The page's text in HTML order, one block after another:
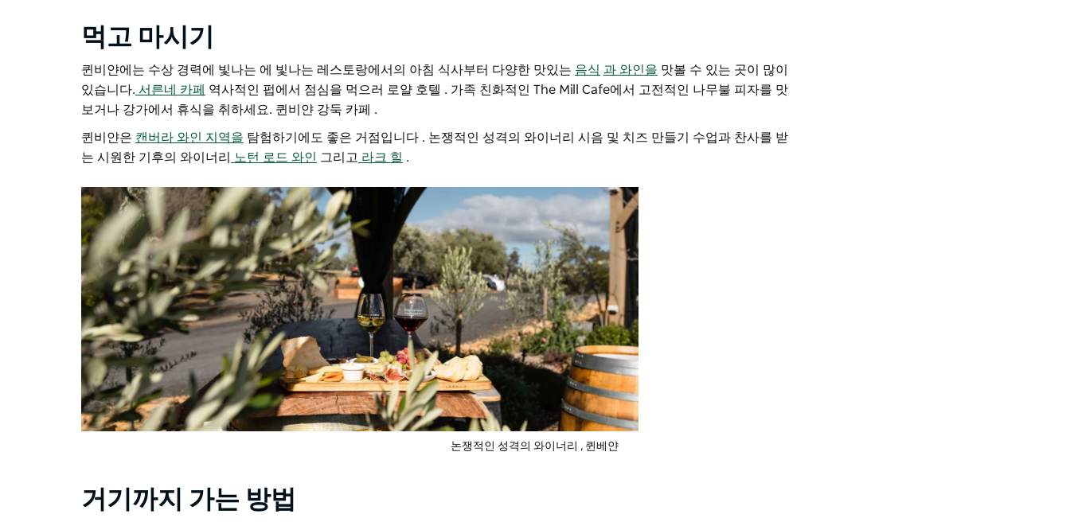
먹고 마시기
퀸비얀에는 수상 경력에 빛나는 에 빛나는 레스토랑에서의 아침 식사부터 다양한 맛있는 음식 과 와인을 맛볼 수 있는 곳이 많이
있습니다. 서른네 카페 역사적인 펍에서 점심을 먹으러 로얄 호텔 . 가족 친화적인 The Mill Cafe에서 고전적인 나무불 피자를 맛
보거나 강가에서 휴식을 취하세요. 퀸비얀 강둑 카페 .
퀸비얀은 캔버라 와인 지역을 탐험하기에도 좋은 거점입니다 . 논쟁적인 성격의 와이너리 시음 및 치즈 만들기 수업과 찬사를 받
는 시원한 기후의 와이너리
노턴 로드 와인 그리고 라크 힐 .
논쟁적인 성격의 와이너리 , 퀸베얀
거기까지 가는 방법